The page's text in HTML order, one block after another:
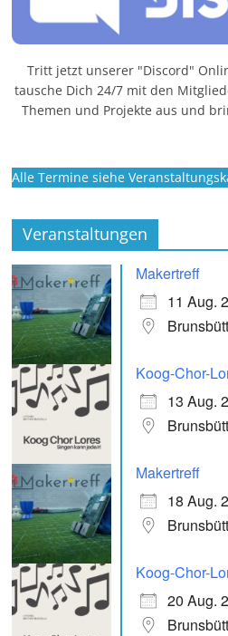
Tritt jetzt unserer "Discord"
tausche Dich 24/7 mit den
Themen und Projekte aus und
Alle Termine siehe
Veranstaltungen
Makertreff
11 Aug.
Koog-Chor-
13 Aug.
Makertreff
18 Aug.
Koog-Chor-
20 Aug.